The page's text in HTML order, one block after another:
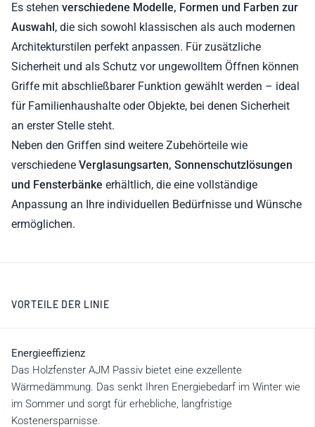
Es stehen verschiedene Modelle, Formen und Farben zur
Auswahl, die sich sowohl klassischen als auch modernen
Architekturstilen perfekt anpassen. Für zusätzliche
Sicherheit und als Schutz vor ungewolltem Öffnen können
Griffe mit abschließbarer Funktion gewählt werden – ideal
für Familienhaushalte oder Objekte, bei denen Sicherheit
an erster Stelle steht.
Neben den Griffen sind weitere Zubehörteile wie
verschiedene Verglasungsarten, Sonnenschutzlösungen
und Fensterbänke erhältlich, die eine vollständige
Anpassung an Ihre individuellen Bedürfnisse und Wünsche
ermöglichen.
VORTEILE DER LINIE
Energieeffizienz
Das Holzfenster AJM Passiv bietet eine exzellente
Wärmedämmung. Das senkt Ihren Energiebedarf im Winter wie
im Sommer und sorgt für erhebliche, langfristige
Kostenersparnisse.